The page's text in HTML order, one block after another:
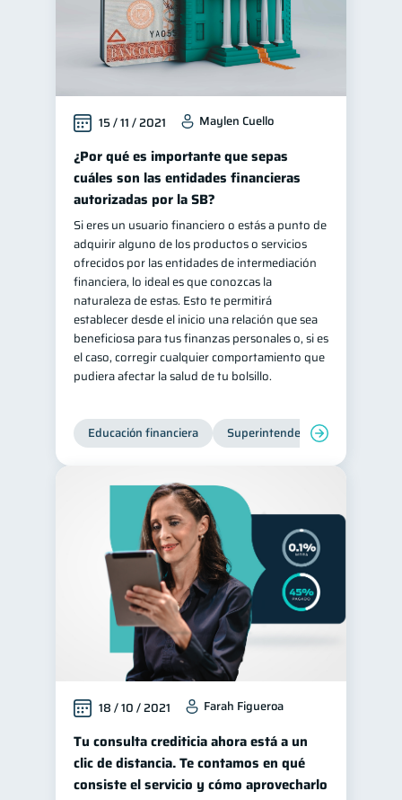
Criptomonedas
Cuenta Abandonada 2
Inversiones 2
Cuenta Inactiva 1
Finanzas Personales 1
Finanzas en Pareja 1
Educación Financiera 1
Información financiera 1
Salud mental 1 ahorro 1
Retiro 1 Doble sueldo 1
Gasto responsable
información financiera 1
15 / 11 / 2021 Maylen Cuello
¿Por qué es importante que sepas
cuáles son las entidades financieras
autorizadas por la SB?
Si eres un usuario financiero o estás a punto de
adquirir alguno de los productos o servicios
ofrecidos por las entidades de intermediación
financiera, lo ideal es que conozcas la
naturaleza de estas. Esto te permitirá
establecer desde el inicio una relación que sea
beneficiosa para tus finanzas personales o, si es
el caso, corregir cualquier comportamiento que
pudiera afectar la salud de tu bolsillo.
Educación financiera Superintendencia de Bancos
18 / 10 / 2021 Farah Figueroa
Tu consulta crediticia ahora está a un
clic de distancia. Te contamos en qué
consiste el servicio y cómo aprovecharlo